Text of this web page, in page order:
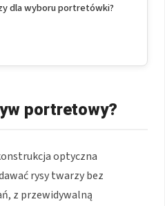
dla wyboru portretówki?
portretowy?
optyczna
rysy twarzy bez
z przewidywalną